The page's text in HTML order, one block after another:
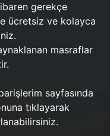
gerekçe
ücretsiz ve kolayca
masraflar
sayfasında
tıklayarak